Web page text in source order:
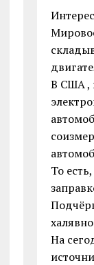
В США ,
То
На